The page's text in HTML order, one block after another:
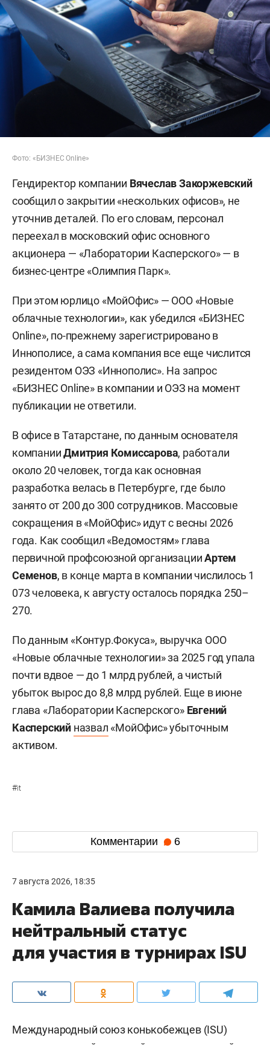
Фото: «БИЗНЕС Online»
Гендиректор компании Вячеслав Закоржевский
сообщил о закрытии «нескольких офисов», не
уточнив деталей. По его словам, персонал
переехал в московский офис основного
акционера — «Лаборатории Касперского» — в
бизнес-центре «Олимпия Парк».
При этом юрлицо «МойОфис» — ООО «Новые
облачные технологии», как убедился «БИЗНЕС
Online», по-прежнему зарегистрировано в
Иннополисе, а сама компания все еще числится
резидентом ОЭЗ «Иннополис». На запрос
«БИЗНЕС Online» в компании и ОЭЗ на момент
публикации не ответили.
В офисе в Татарстане, по данным основателя
компанииДмитрия Комиссарова, работали
около 20 человек, тогда как основная
разработка велась в Петербурге, где было
занято от 200 до 300 сотрудников. Массовые
сокращения в «МойОфис» идут с весны 2026
года. Как сообщил «Ведомостям» глава
первичной профсоюзной организацииАртем
Семенов, в конце марта в компании числилось 1
073 человека, к августу осталось порядка 250–
270.
По данным «Контур.Фокуса», выручка ООО
«Новые облачные технологии» за 2025 год упала
почти вдвое — до 1 млрд рублей, а чистый
убыток вырос до 8,8 млрд рублей. Еще в июне
глава «Лаборатории Касперского» Евгений
Касперский назвал «МойОфис» убыточным
активом.
#it
Комментарии 6
7 августа 2026, 18:35
Камила Валиева получила
нейтральный статус
для участия в турнирах ISU
Международный союз конькобежцев (ISU)